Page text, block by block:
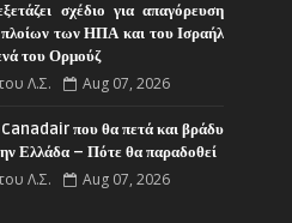
σχέδιο για απαγόρευση
πλοίων των ΗΠΑ και του Ισραήλ
του Ορμούζ
Λ.Σ. Aug 07, 2026
που θα πετά και βράδυ
Ελλάδα – Πότε θα παραδοθεί
Λ.Σ. Aug 07, 2026